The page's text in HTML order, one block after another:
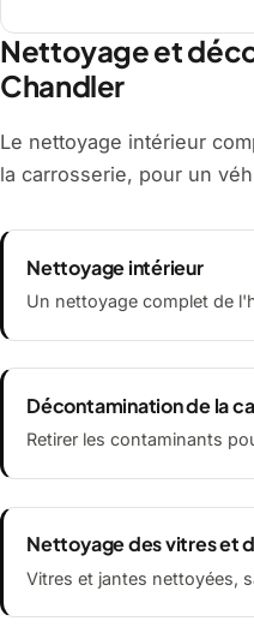
Nettoyage et
Chandler
Le nettoyage intérieur
la carrosserie, pour un
Nettoyage intérieur
Un nettoyage complet de
Décontamination de la
Retirer les contaminants
Nettoyage des vitres et
Vitres et jantes nettoyées,